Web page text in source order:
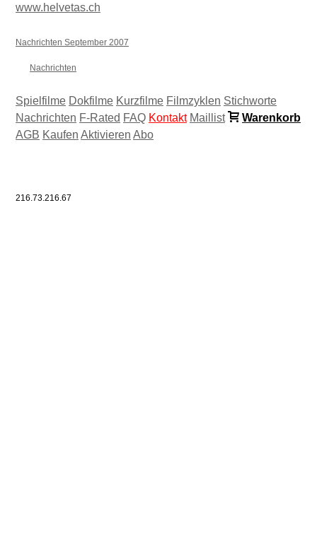
www.helvetas.ch
Nachrichten September 2007
Nachrichten
Spielfilme Dokfilme Kurzfilme Filmzyklen Stichworte
Nachrichten F-Rated FAQ Kontakt Maillist
Warenkorb
AGB Kaufen Aktivieren Abo
216.73.216.67